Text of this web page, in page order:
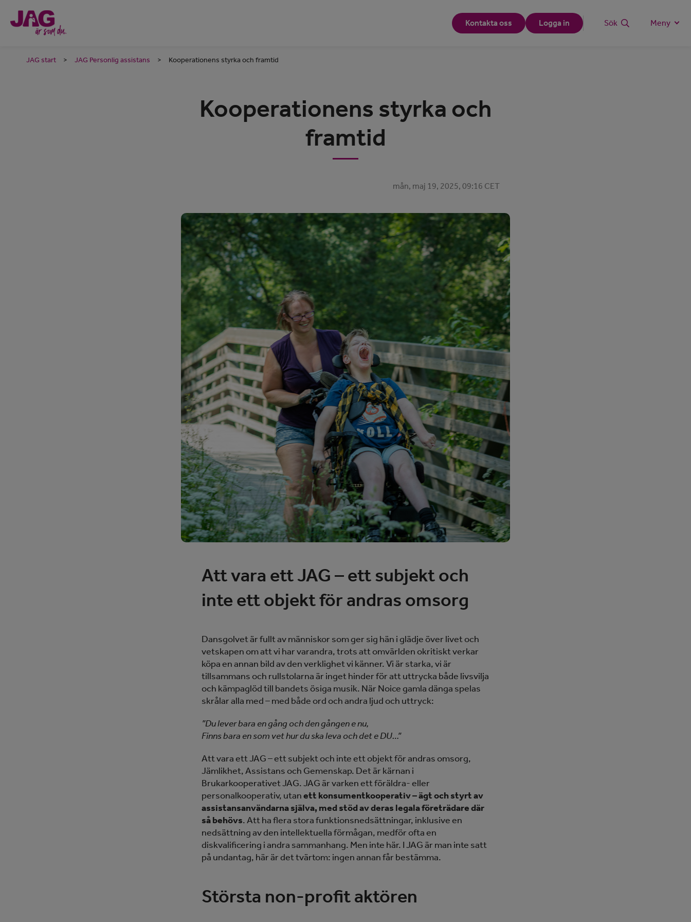
Kontakta oss Logga in Sök Meny
JAG start > JAG Personlig assistans > Kooperationens styrka och framtid
Kooperationens styrka och
framtid
mån, maj 19, 2025, 09:16 CET
Att vara ett JAG – ett subjekt och
inte ett objekt för andras omsorg
Dansgolvet är fullt av människor som ger sig hän i glädje över livet och
vetskapen om att vi har varandra, trots att omvärlden okritiskt verkar
köpa en annan bild av den verklighet vi känner. Vi är starka, vi är
tillsammans och rullstolarna är inget hinder för att uttrycka både livsvilja
och kämpaglöd till bandets ösiga musik. När Noice gamla dänga spelas
skrålar alla med – med både ord och andra ljud och uttryck:
”Du lever bara en gång och den gången e nu,
Finns bara en som vet hur du ska leva och det e DU…”
Att vara ett JAG – ett subjekt och inte ett objekt för andras omsorg,
Jämlikhet, Assistans och Gemenskap. Det är kärnan i
Brukarkooperativet JAG. JAG är varken ett föräldra- eller
personalkooperativ, utanett konsumentkooperativ – ägt och styrt av
assistansanvändarna själva, med stöd av deras legala företrädare där
så behövs. Att ha flera stora funktionsnedsättningar, inklusive en
nedsättning av den intellektuella förmågan, medför ofta en
diskvalificering i andra sammanhang. Men inte här. I JAG är man inte satt
på undantag, här är det tvärtom: ingen annan får bestämma.
Största non-profit aktören